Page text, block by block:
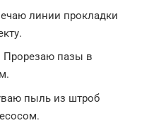
линии прокладки
Прорезаю пазы в
пыль из штроб